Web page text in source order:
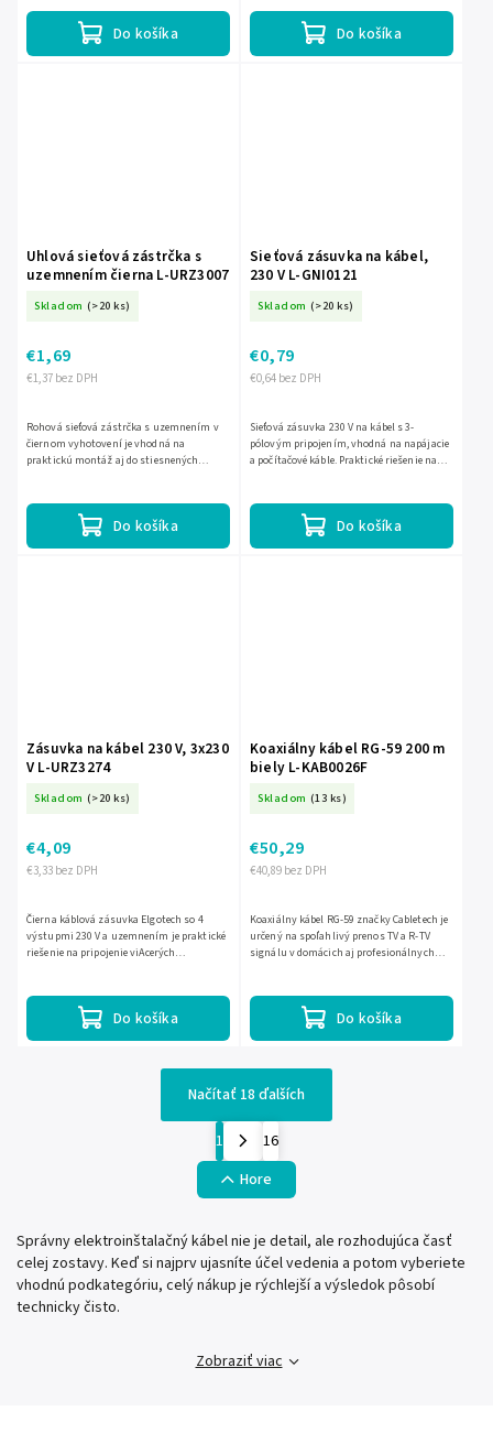
Do košíka Do košíka
Uhlová sieťová zástrčka s
uzemnením čierna L-URZ3007
Skladom (>20 ks)
€1,37 bez DPH
€1,69
Do košíka
Rohová sieťová zástrčka s uzemnením v
čiernom vyhotovení je vhodná na
praktickú montáž aj do stiesnených
Sieťová zásuvka na kábel,
230 V L-GNI0121
Skladom (>20 ks)
€0,64 bez DPH
€0,79
Do košíka
Sieťová zásuvka 230 V na kábel s 3-
pólovým pripojením, vhodná na napájacie
a počítačové káble. Praktické riešenie na
Zásuvka na kábel 230 V, 3x230
V L-URZ3274
Skladom (>20 ks)
€3,33 bez DPH
€4,09
Do košíka
Čierna káblová zásuvka Elgotech so 4
výstupmi 230 V a uzemnením je praktické
riešenie na pripojenie viAcerých
Koaxiálny kábel RG-59 200 m
biely L-KAB0026F
Skladom (13 ks)
€40,89 bez DPH
€50,29
Do košíka
Koaxiálny kábel RG-59 značky Cabletech je
určený na spoľahlivý prenos TV a R-TV
signálu v domácich aj profesionálnych
Načítať 18 ďalších
1
16
Hore
Správny elektroinštalačný kábel nie je detail, ale rozhodujúca časť
celej zostavy. Keď si najprv ujasníte účel vedenia a potom vyberiete
vhodnú podkategóriu, celý nákup je rýchlejší a výsledok pôsobí
technicky čisto.
Zobraziť viac